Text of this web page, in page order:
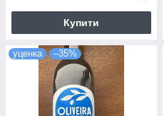
Купити
уценка –35%